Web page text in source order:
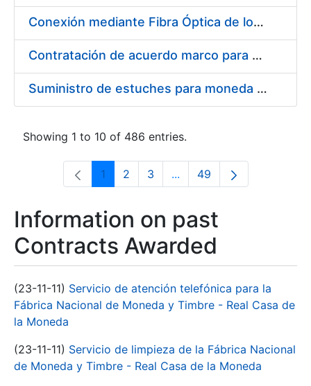
Conexión mediante Fibra Óptica de los Centros de Proceso de Datos (CPDs) de las sedes de la FNMT-RCM de Burgos y Madrid
Contratación de acuerdo marco para el Suministro de Material de Electricidad para la Fábrica Nacional de Moneda y Timbre-Real Casa de la Moneda en su centro de trabajo de Burgos
Suministro de estuches para moneda de 30 €
Showing 1 to 10 of 486 entries.
Page
1 Page
2 Page
3 ...Intermediate Pages Use
Page
49
Information on past
Contracts Awarded
(23-11-11) Servicio de atención telefónica para la
Fábrica Nacional de Moneda y Timbre - Real Casa de
la Moneda
(23-11-11) Servicio de limpieza de la Fábrica Nacional
de Moneda y Timbre - Real Casa de la Moneda